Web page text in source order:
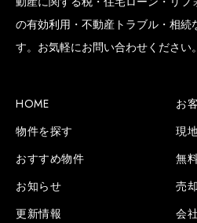
の有効利用・不動産トラブル・相
す。お気軽にお問い合わせください。
HOME
物件を探す
おすすめ物件
お知らせ
更新情報
お
現
無
売
会